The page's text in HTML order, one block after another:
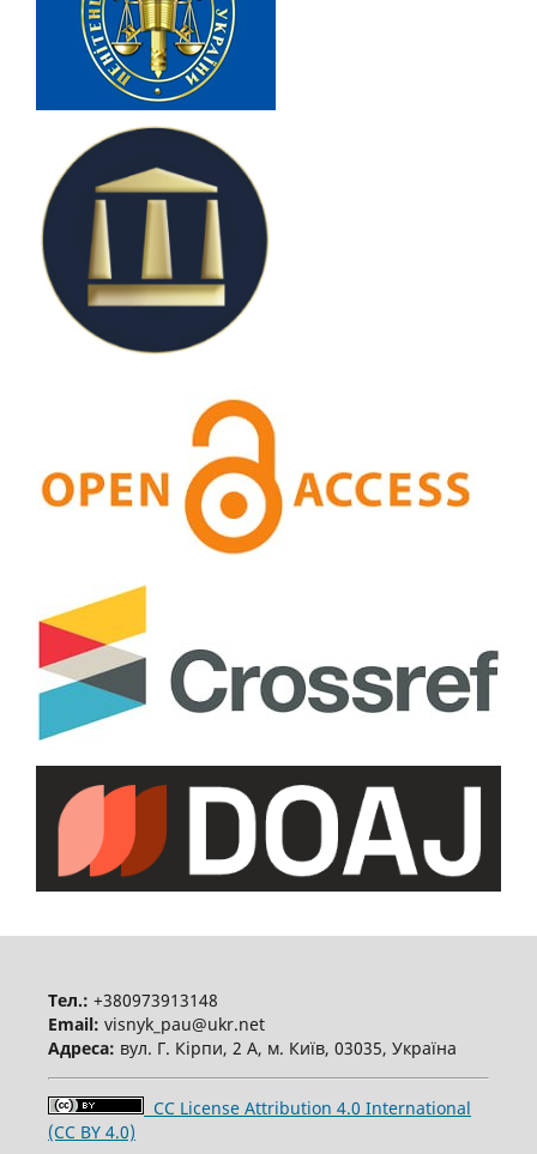
Тел.: +380973913148
Email: visnyk_pau@ukr.net
Адреса: вул. Г. Кірпи, 2 А, м. Київ, 03035, Україна
CC License Attribution 4.0 International
(CC BY 4.0)